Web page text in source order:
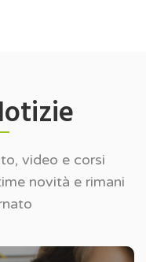
video e corsi
novità e rimani